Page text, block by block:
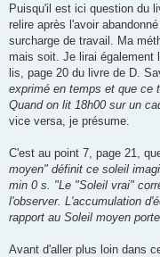
Puisqu'il est ici question du
relire après l'avoir
surcharge de travail. Ma
mais soit. Je lirai également
lis, page 20 du livre de D.
exprimé en temps et que ce
Quand on lit 18h00 sur un
vice versa, je présume.
C'est au point 7, page 21,
moyen" définit ce soleil
min 0 s. "Le "Soleil vrai"
l'observer. L'accumulation
rapport au Soleil moyen
Avant d'aller plus loin dans